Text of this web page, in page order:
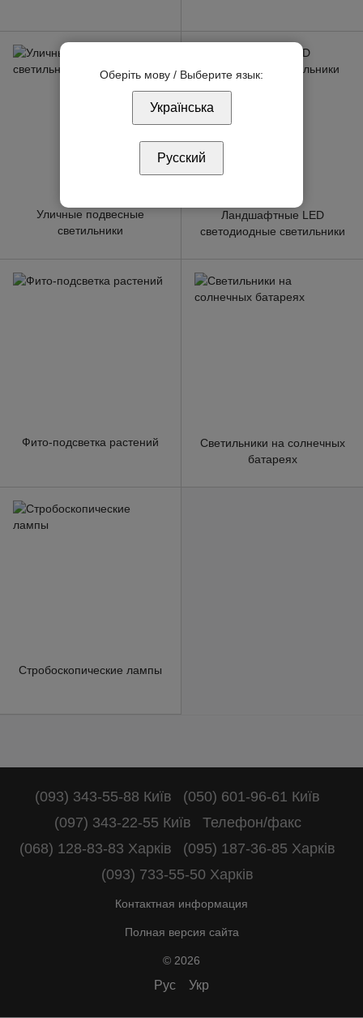
Уличные подвесные
светильники
Ландшафтные LED
светодиодные светильники
Фито-подсветка растений
Светильники на солнечных
батареях
Стробоскопические лампы
(093) 343-55-88 Київ
(050) 601-96-61 Київ
(097) 343-22-55 Київ
Телефон/факс
(068) 128-83-83 Харків
(095) 187-36-85 Харків
(093) 733-55-50 Харків
Контактная информация
Полная версия сайта
© 2026
Рус Укр
Оберіть мову / Выберите язык:
Українська
Русский